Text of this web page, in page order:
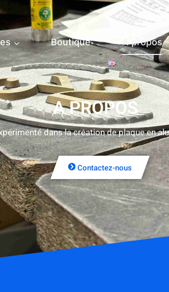
Boutique A propos
A PROPOS
dans la création de plaque en
Contactez-nous